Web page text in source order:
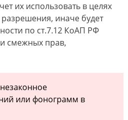
их использовать в целях
иначе будет
по ст.7.12 КоАП РФ
смежных прав,
или фонограмм в